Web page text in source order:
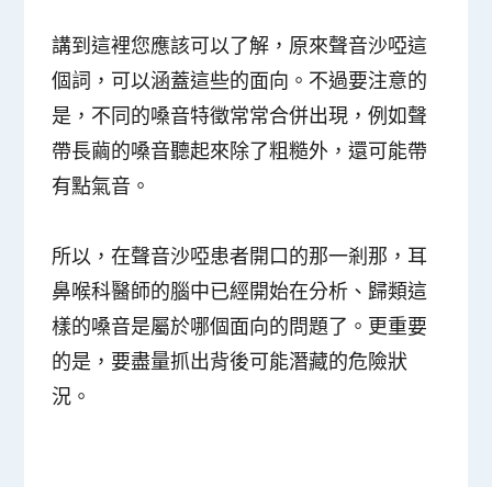
講到這裡您應該可以了解，原來聲音沙啞這
個詞，可以涵蓋這些的面向。不過要注意的
是，不同的嗓音特徵常常合併出現，例如聲
帶長繭的嗓音聽起來除了粗糙外，還可能帶
有點氣音。
所以，在聲音沙啞患者開口的那一剎那，耳
鼻喉科醫師的腦中已經開始在分析、歸類這
樣的嗓音是屬於哪個面向的問題了。更重要
的是，要盡量抓出背後可能潛藏的危險狀
況。